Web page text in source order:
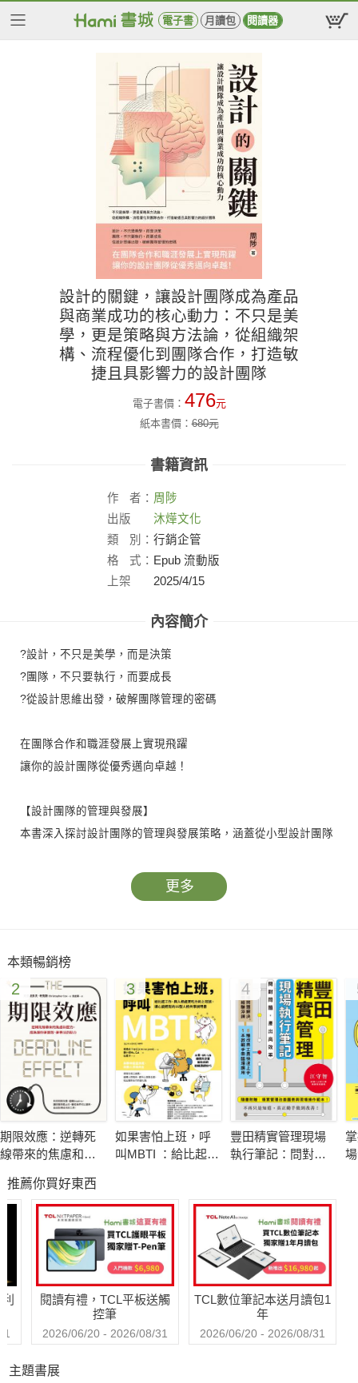
電子書 月讀包 閱讀器
設計的關鍵，讓設計團隊成為產品
與商業成功的核心動力：不只是美
學，更是策略與方法論，從組織架
構、流程優化到團隊合作，打造敏
捷且具影響力的設計團隊
電子書價： 476元
紙本書價：680元
書籍資訊
作 者： 周陟
出版
社：
沐燁文化
類
別： 行銷企管
格
式： Epub 流動版
上架
2025/4/15
內容簡介
?設計，不只是美學，而是決策
?團隊，不只要執行，而要成長
?從設計思維出發，破解團隊管理的密碼
在團隊合作和職涯發展上實現飛躍
讓你的設計團隊從優秀邁向卓越！
【設計團隊的管理與發展】
本書深入探討設計團隊的管理與發展策略，涵蓋從小型設計團隊
力、制定設計規範、管理不同規模的團隊，以及設計領導者的角
色與責任。針對視覺設計師、互動設計師與產品經理的不同需
透過OKR制度來提升設計效能，確保團隊價值的最大化。
【設計師的職業成長與影響力】
設計師的專業發展與影響力是本書的另一大重點。內容涵蓋如何
培養創新思維、提升設計管理能力、構建個人品牌，以及在職業
生涯中建立核心競爭力。書中探討了UI設計師、UX設計師及互動
設計師的成長路徑，提供專業能力的提升建議，例如如何運用數
據分析、競品研究、用戶研究等方法來增強設計影響力。同時，
針對晉升與績效管理，提供制定KPI的方法、晉級報告的準備技
巧，以及如何在組織內外提升設計價值與影響力。
在設計過程與方法論方面，本書強調如何透過標準化與流程化來
提升設計效率。內容涵蓋如何制定設計規範、建立設計系統、確
保設計一致性，以及如何平衡用戶體驗與商業需求。此外，書中
還討論了數據驅動設計的方法、競品分析的關鍵要素、用戶研究
的實踐應用，以及如何透過設計評審機制確保設計品質。特別針
對產品生命週期不同階段的設計策略，提供有效的流程管理與決
【設計趨勢與未來挑戰】
本書最後探討設計領域的未來發展趨勢，涵蓋AIGC、數據驅動設
更多
本類暢銷榜
2
期限效應：逆轉死
線帶來的焦慮和壓
效、更專注的助力
3
如果害怕上班，呼
叫MBTI ：給比起工
變輕鬆的16型人格
共事說明書
4
豐田精實管理現場
執行筆記：問對問
推薦你買好東西
閱讀有禮，TCL平板送觸
控筆
2026/06/20 - 2026/08/31
TCL數位筆記本送月讀包1
年
2026/06/20 - 2026/08/31
主題書展